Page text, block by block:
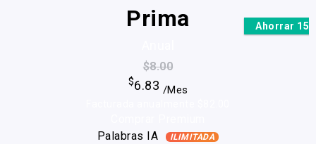
Ahorrar
Prima
$8.00
$6.83 /Mes
Palabras IA
ILIMITADA